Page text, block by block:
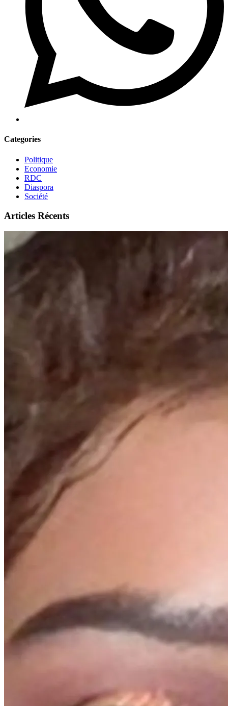
Categories
Politique
Economie
RDC
Diaspora
Société
Articles Récents